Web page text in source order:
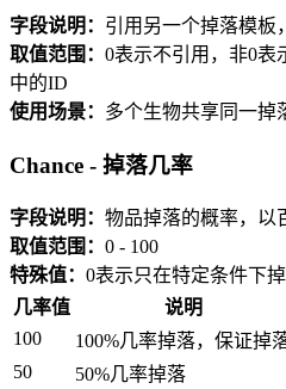
字段说明： 引用另一个掉落模板
取值范围： 0表示不引用，非0表
中的ID
使用场景： 多个生物共享同一掉
Chance - 掉落几率
字段说明： 物品掉落的概率，以
取值范围： 0 - 100
特殊值： 0表示只在特定条件下
几率值
说明
100
100%几率掉落，保证掉
50
50%几率掉落